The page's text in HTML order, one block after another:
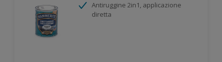
Antiruggine 2in1, applicazione
diretta